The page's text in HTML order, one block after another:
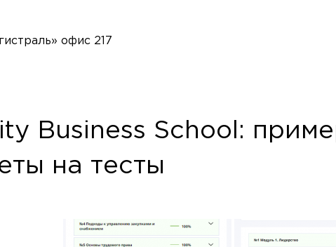
офис 217
Business School:
на тесты
или напишите нам прямо сейчас